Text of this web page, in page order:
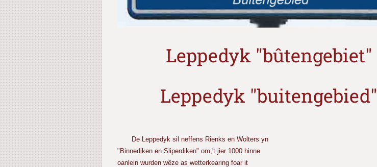
Leppedyk "bûtengebiet"
Leppedyk "buitengebied"
De Leppedyk sil neffens Rienks en Wolters yn
"Binnediken en Sliperdiken" om,'t jier 1000 hinne
oanlein wurden wêze as wetterkearing foar it